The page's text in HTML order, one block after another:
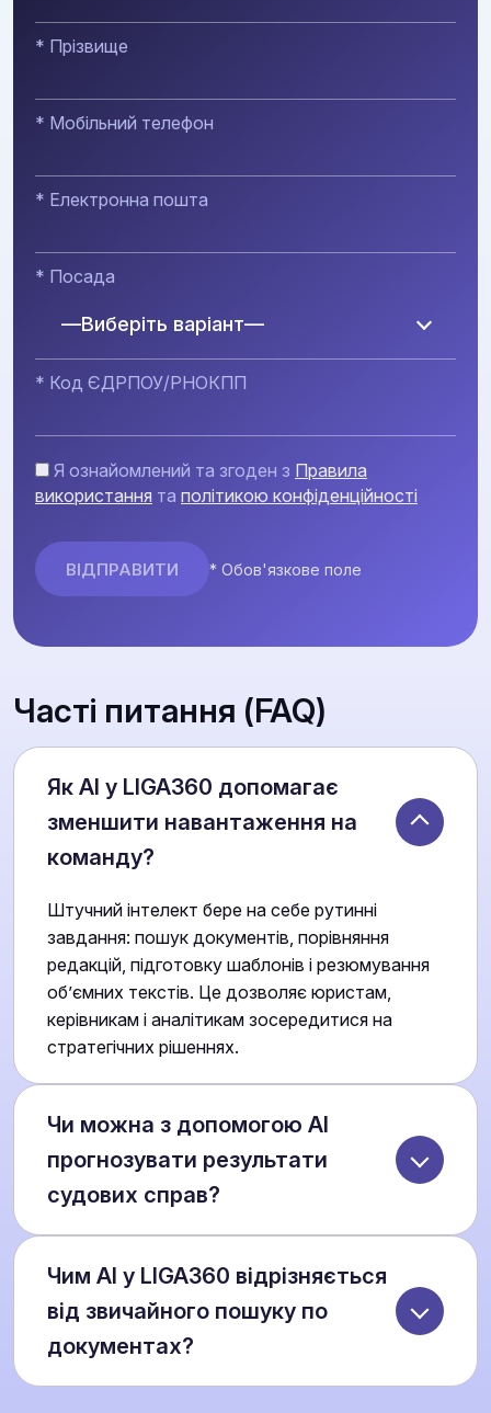
* Прізвище
* Мобільний телефон
* Електронна пошта
* Посада
—Виберіть варіант—
* Код ЄДРПОУ/РНОКПП
Я ознайомлений та згоден з Правила
використання та політикою конфіденційності
* Обов'язкове поле
Часті питання (FAQ)
Як AI у LIGA360 допомагає
зменшити навантаження на
команду?
Штучний інтелект бере на себе рутинні
завдання: пошук документів, порівняння
редакцій, підготовку шаблонів і резюмування
об’ємних текстів. Це дозволяє юристам,
керівникам і аналітикам зосередитися на
стратегічних рішеннях.
Чи можна з допомогою AI
прогнозувати результати
судових справ?
та надає ймовірність виграшу чи поразки за
поданим позовом. Це допомагає оцінити
ризики та сформувати ефективну правову
стратегію.
Чим AI у LIGA360 відрізняється
від звичайного пошуку по
документах?